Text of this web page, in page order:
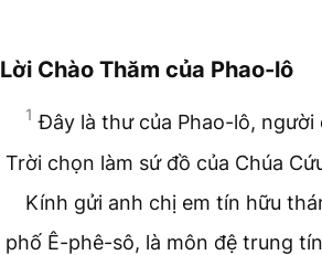
Lời Chào Thăm của Phao-lô
1 Đây là thư của Phao-lô, người
Trời chọn làm sứ đồ của Chúa
Kính gửi anh chị em tín hữu
phố Ê-phê-sô, là môn đệ trung